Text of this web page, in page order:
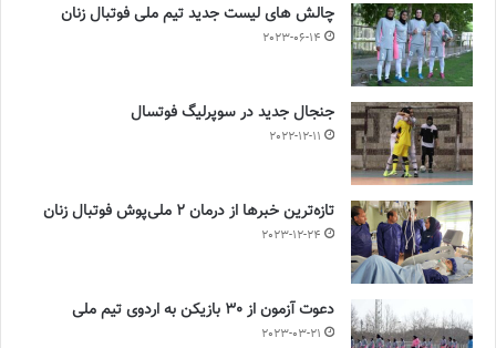
چالش هاى ليست جدید تيم ملى فوتبال زنان
2023-06-14
جنجال جدید در سوپرلیگ فوتسال
2022-12-11
تازه‌ترین خبرها از درمان ۲ ملی‌پوش فوتبال زنان
2023-12-24
دعوت آزمون از 30 بازیکن به اردوی تیم ملی
2023-03-21